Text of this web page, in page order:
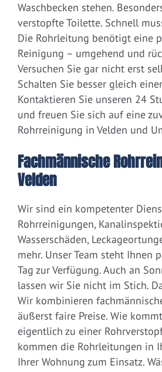
Waschbecken stehen.
verstopfte Toilette. Schnell
Die Rohrleitung benötigt eine
Reinigung – umgehend und
Versuchen Sie gar nicht erst
Schalten Sie besser gleich
Kontaktieren Sie unseren 24
und freuen Sie sich auf eine
Rohrreinigung in Velden und
Fachmännische
Velden
Wir sind ein kompetenter
Rohrreinigungen,
Wasserschäden,
mehr. Unser Team steht Ihnen
Tag zur Verfügung. Auch an
lassen wir Sie nicht im Stich.
Wir kombinieren
äußerst faire Preise. Wie
eigentlich zu einer
kommen die Rohrleitungen in
Ihrer Wohnung zum Einsatz.